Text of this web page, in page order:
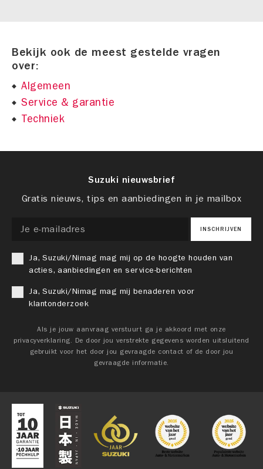
Bekijk ook de meest gestelde vragen
over:
Algemeen
Service & garantie
Techniek
Suzuki nieuwsbrief
Gratis nieuws, tips en aanbiedingen in je mailbox
INSCHRIJVEN
Ja, Suzuki/Nimag mag mij op de hoogte houden van
acties, aanbiedingen en service-berichten
Ja, Suzuki/Nimag mag mij benaderen voor
klantonderzoek
Als je jouw aanvraag verstuurt ga je akkoord met onze
privacyverklaring. De door jou verstrekte gegevens worden uitsluitend
gebruikt voor het door jou gevraagde contact of de door jou
gevraagde informatie.